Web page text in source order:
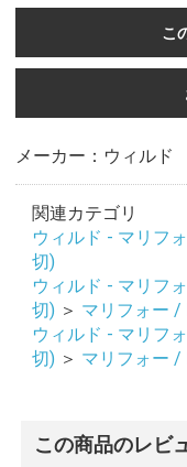
こ
メーカー：ウィルド
関連カテゴリ
ウィルド - マリフ
切)
ウィルド - マリフ
切) ＞ マリフォー /
ウィルド - マリフ
切) ＞ マリフォー /
この商品のレビ